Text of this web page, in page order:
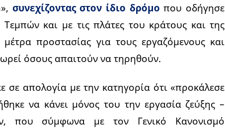
συνεχίζοντας στον ίδιο δρόμο που οδήγησε
και με τις πλάτες του κράτους και της
προστασίας για τους εργαζόμενους και
όσους απαιτούν να τηρηθούν.
σε απολογία με την κατηγορία ότι «προκάλεσε
να κάνει μόνος του την εργασία ζεύξης –
που σύμφωνα με τον Γενικό Κανονισμό